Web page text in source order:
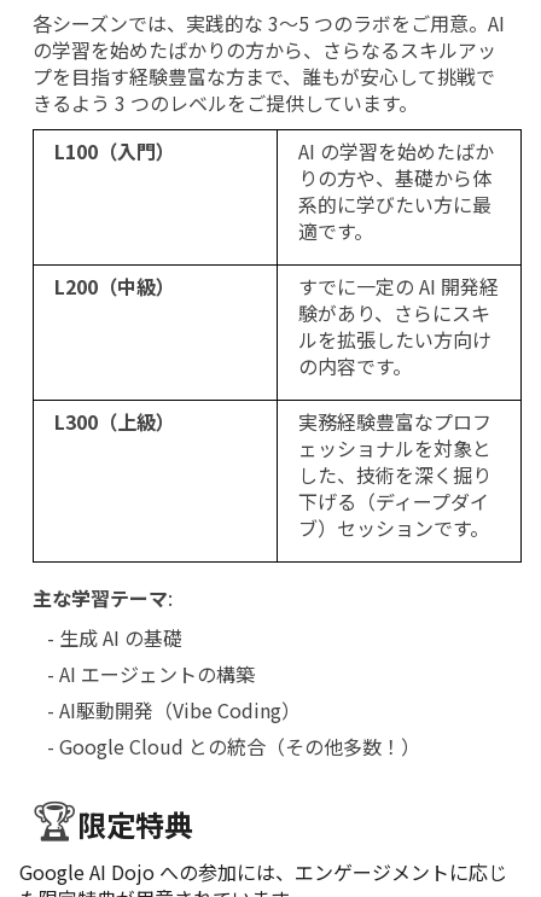
各シーズンでは、実践的な 3〜5 つのラボをご用意。AI
の学習を始めたばかりの方から、さらなるスキルアッ
プを目指す経験豊富な方まで、誰もが安心して挑戦で
きるよう 3 つのレベルをご提供しています。
L100（入門）
AI の学習を始めたばか
りの方や、基礎から体
系的に学びたい方に最
適です。
L200（中級）
すでに一定の AI 開発経
験があり、さらにスキ
ルを拡張したい方向け
の内容です。
L300（上級）
実務経験豊富なプロフ
ェッショナルを対象と
した、技術を深く掘り
下げる（ディープダイ
ブ）セッションです。
主な学習テーマ:
- 生成 AI の基礎
- AI エージェントの構築
- AI駆動開発（Vibe Coding）
- Google Cloud との統合（その他多数！）
🏆限定特典
Google AI Dojo への参加には、エンゲージメントに応じ